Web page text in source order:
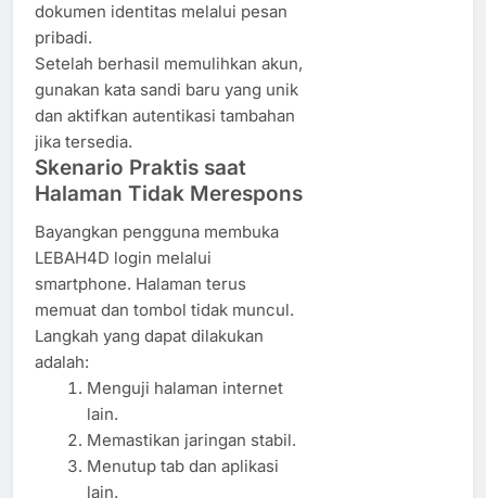
dokumen identitas melalui pesan
pribadi.
Setelah berhasil memulihkan akun,
gunakan kata sandi baru yang unik
dan aktifkan autentikasi tambahan
jika tersedia.
Skenario Praktis saat
Halaman Tidak Merespons
Bayangkan pengguna membuka
LEBAH4D login melalui
smartphone. Halaman terus
memuat dan tombol tidak muncul.
Langkah yang dapat dilakukan
adalah:
Menguji halaman internet
lain.
Memastikan jaringan stabil.
Menutup tab dan aplikasi
lain.